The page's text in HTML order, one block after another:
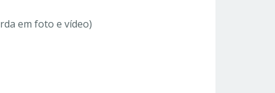
em foto e vídeo)